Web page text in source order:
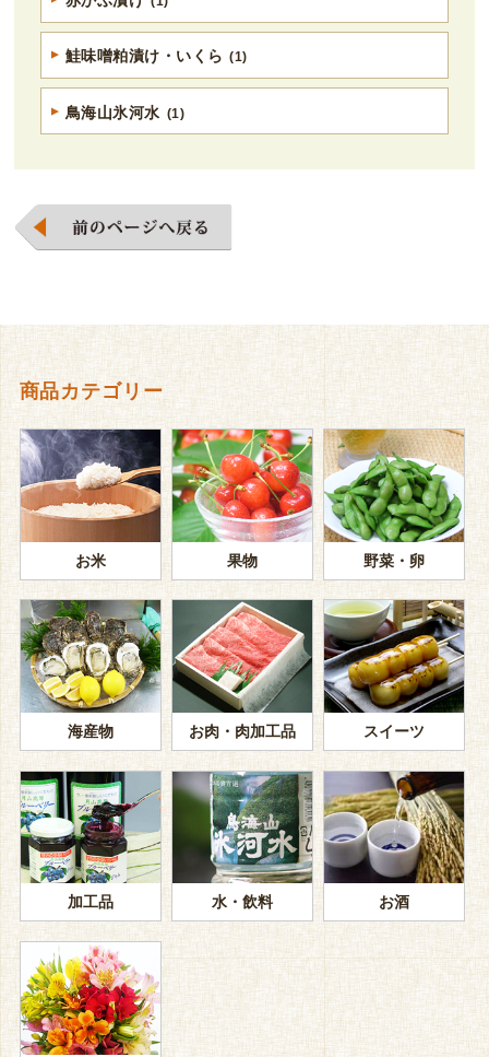
鮭味噌粕漬け・いくら (1)
鳥海山氷河水 (1)
商品カテゴリー
お米 果物 野菜・卵
海産物 お肉・肉加工品 スイーツ
加工品 水・飲料 お酒